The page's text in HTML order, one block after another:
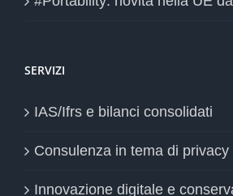
SERVIZI
IAS/Ifrs e bilanci consolidati
Consulenza in tema di privacy
Innovazione digitale e